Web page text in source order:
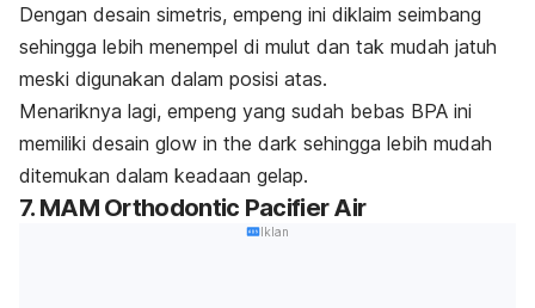
Dengan desain simetris, empeng ini diklaim seimbang
sehingga lebih menempel di mulut dan tak mudah jatuh
meski digunakan dalam posisi atas.
Menariknya lagi, empeng yang sudah bebas BPA ini
memiliki desain glow in the dark sehingga lebih mudah
ditemukan dalam keadaan gelap.
7. MAM Orthodontic Pacifier Air
Iklan